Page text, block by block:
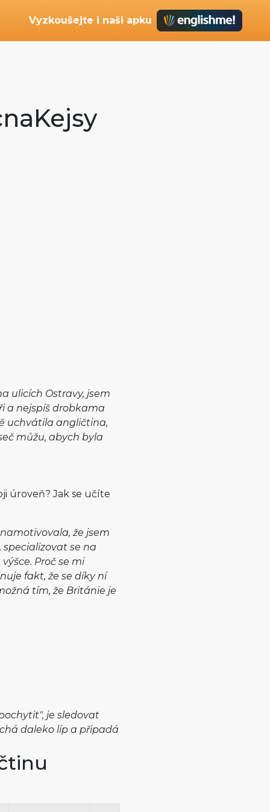
Vyzkoušejte i naši apku
ulicích Ostravy, jsem
a nejspíš drobkama
uchvátila angličtina,
můžu, abych byla
úroveň? Jak se učíte
že jsem
se na
Proč se mi
fakt, že se díky ní
tím, že Británie je
je sledovat
daleko líp a připadá